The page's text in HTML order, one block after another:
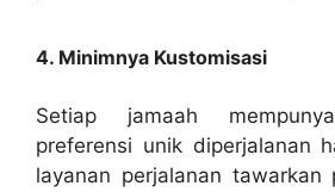
4. Minimnya Kustomisasi
Setiap jamaah
preferensi unik diperjalanan
layanan perjalanan tawarkan